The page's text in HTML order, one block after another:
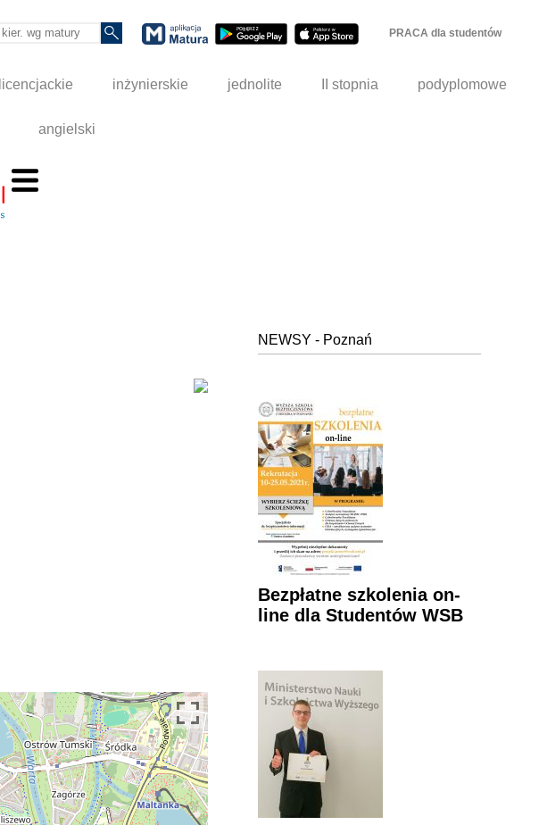
PRACA dla studentów
licencjackie inżynierskie jednolite II stopnia podyplomowe
angielski
NEWSY - Poznań
Bezpłatne szkolenia on-
line dla Studentów WSB